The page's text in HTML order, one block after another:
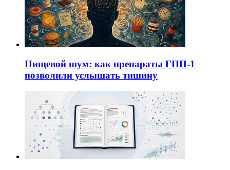
Пищевой шум: как препараты ГПП-1
позволили услышать тишину